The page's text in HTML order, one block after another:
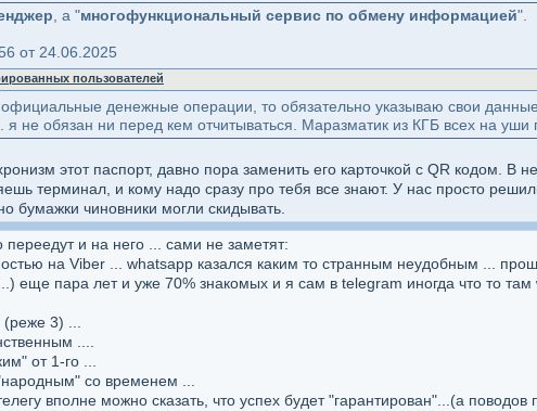
, а "многофункциональный сервис по обмену информацией".
от 24.06.2025
пользователей
денежные операции, то обязательно указываю свои
не обязан ни перед кем отчитываться. Маразматик из КГБ всех на уши
этот паспорт, давно пора заменить его карточкой с QR кодом. В
терминал, и кому надо сразу про тебя все знают. У нас просто
чиновники могли скидывать.
и на него ... сами не заметят:
на Viber ... whatsapp казался каким то странным неудобным ...
еще пара лет и уже 70% знакомых и я сам в telegram иногда что то там
3) ...
....
от 1-го ...
со временем ...
вполне можно сказать, что успех будет "гарантирован"...(а